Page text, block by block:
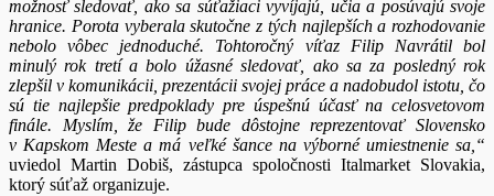
možnosť sledovať, ako sa súťažiaci vyvíjajú, učia a posúvajú svoje
hranice. Porota vyberala skutočne z tých najlepších a rozhodovanie
nebolo vôbec jednoduché. Tohtoročný víťaz Filip Navrátil bol
minulý rok tretí a bolo úžasné sledovať, ako sa za posledný rok
zlepšil v komunikácii, prezentácii svojej práce a nadobudol istotu, čo
sú tie najlepšie predpoklady pre úspešnú účasť na celosvetovom
finále. Myslím, že Filip bude dôstojne reprezentovať Slovensko
v Kapskom Meste a má veľké šance na výborné umiestnenie sa,“
uviedol Martin Dobiš, zástupca spoločnosti Italmarket Slovakia,
ktorý súťaž organizuje.